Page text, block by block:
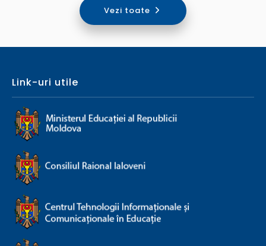
Vezi toate
Link-uri utile